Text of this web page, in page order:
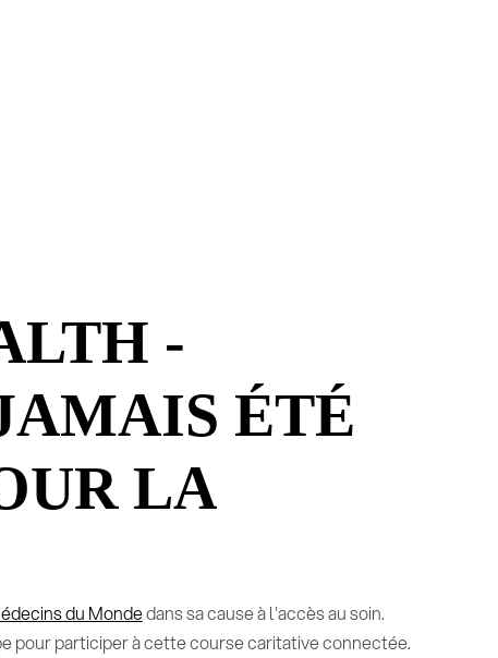
-
ÉTÉ
LA
du Mondedans sa cause à l'accès au soin.
pour participer à cette course caritative connectée.